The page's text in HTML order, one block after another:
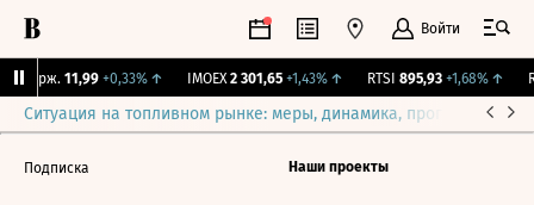
Войти
Бирж. 11,99 +0,33%↑ IMOEX 2 301,65 +1,43%↑ RTSI 895,93 +1,68%↑
Ситуация на топливном рынке: меры, динамика, прогнозы
Подписка Наши проекты